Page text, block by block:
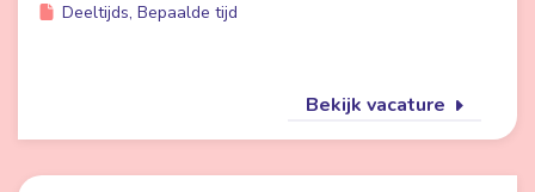
Deeltijds, Bepaalde tijd
Bekijk vacature